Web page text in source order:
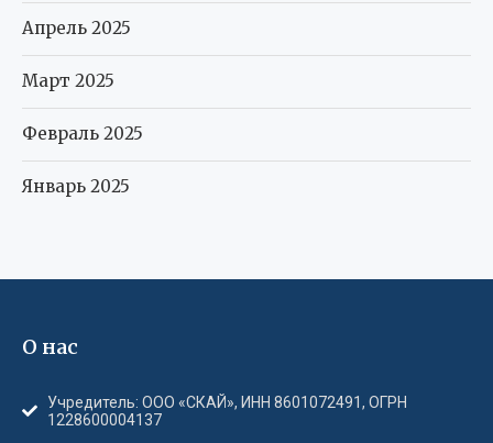
Апрель 2025
Март 2025
Февраль 2025
Январь 2025
О нас
Учредитель: ООО «СКАЙ», ИНН 8601072491, ОГРН
1228600004137